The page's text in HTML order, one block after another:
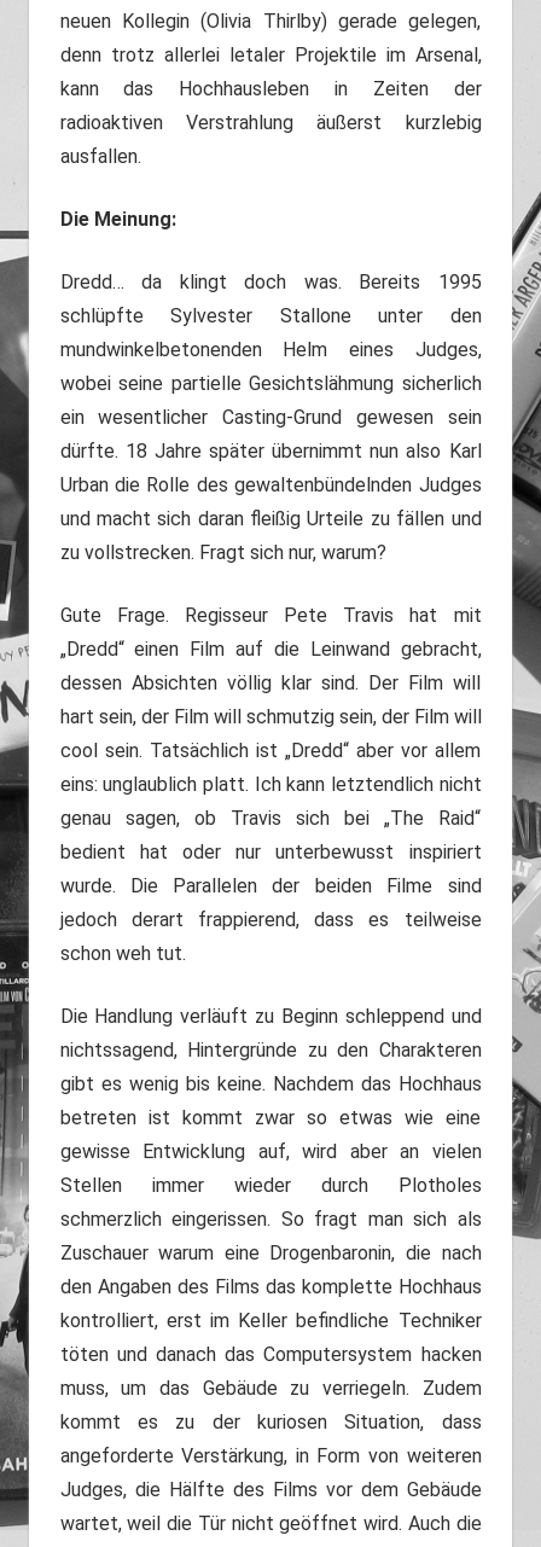
neuen Kollegin (Olivia Thirlby) gerade gelegen,
denn trotz allerlei letaler Projektile im Arsenal,
kann das Hochhausleben in Zeiten der
radioaktiven Verstrahlung äußerst kurzlebig
ausfallen.
Die Meinung:
Dredd… da klingt doch was. Bereits 1995
schlüpfte Sylvester Stallone unter den
mundwinkelbetonenden Helm eines Judges,
wobei seine partielle Gesichtslähmung sicherlich
ein wesentlicher Casting-Grund gewesen sein
dürfte. 18 Jahre später übernimmt nun also Karl
Urban die Rolle des gewaltenbündelnden Judges
und macht sich daran fleißig Urteile zu fällen und
zu vollstrecken. Fragt sich nur, warum?
Gute Frage. Regisseur Pete Travis hat mit
„Dredd“ einen Film auf die Leinwand gebracht,
dessen Absichten völlig klar sind. Der Film will
hart sein, der Film will schmutzig sein, der Film will
cool sein. Tatsächlich ist „Dredd“ aber vor allem
eins: unglaublich platt. Ich kann letztendlich nicht
genau sagen, ob Travis sich bei „The Raid“
bedient hat oder nur unterbewusst inspiriert
wurde. Die Parallelen der beiden Filme sind
jedoch derart frappierend, dass es teilweise
schon weh tut.
Die Handlung verläuft zu Beginn schleppend und
nichtssagend, Hintergründe zu den Charakteren
gibt es wenig bis keine. Nachdem das Hochhaus
betreten ist kommt zwar so etwas wie eine
gewisse Entwicklung auf, wird aber an vielen
Stellen immer wieder durch Plotholes
schmerzlich eingerissen. So fragt man sich als
Zuschauer warum eine Drogenbaronin, die nach
den Angaben des Films das komplette Hochhaus
kontrolliert, erst im Keller befindliche Techniker
töten und danach das Computersystem hacken
muss, um das Gebäude zu verriegeln. Zudem
kommt es zu der kuriosen Situation, dass
angeforderte Verstärkung, in Form von weiteren
Judges, die Hälfte des Films vor dem Gebäude
wartet, weil die Tür nicht geöffnet wird. Auch die